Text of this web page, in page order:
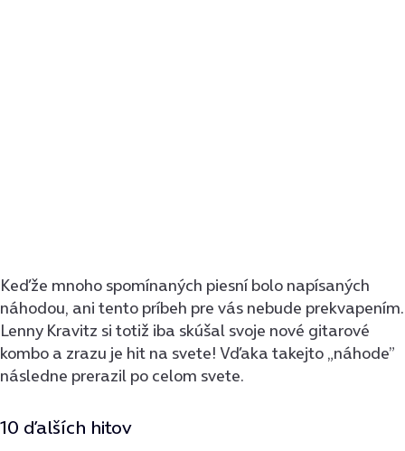
Keďže mnoho spomínaných piesní bolo napísaných
náhodou, ani tento príbeh pre vás nebude prekvapením.
Lenny Kravitz si totiž iba skúšal svoje nové gitarové
kombo a zrazu je hit na svete! Vďaka takejto „náhode”
následne prerazil po celom svete.
10 ďalších hitov